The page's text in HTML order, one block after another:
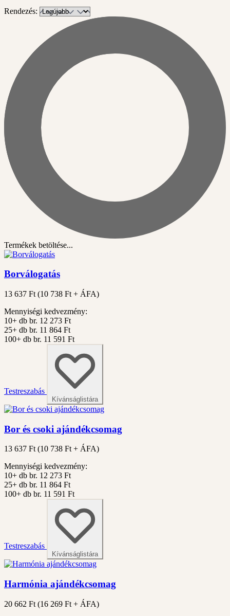
Rendezés:
Termékek betöltése...
Borválogatás
13 637 Ft (10 738 Ft + ÁFA)
Mennyiségi kedvezmény:
10+ db br. 12 273 Ft
25+ db br. 11 864 Ft
100+ db br. 11 591 Ft
Testreszabás
Kívánságlistára
Bor és csoki ajándékcsomag
13 637 Ft (10 738 Ft + ÁFA)
Mennyiségi kedvezmény:
10+ db br. 12 273 Ft
25+ db br. 11 864 Ft
100+ db br. 11 591 Ft
Testreszabás
Kívánságlistára
Harmónia ajándékcsomag
20 662 Ft (16 269 Ft + ÁFA)